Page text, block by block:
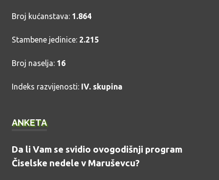
Broj kućanstava: 1.864
Stambene jedinice: 2.215
Broj naselja: 16
Indeks razvijenosti: IV. skupina
ANKETA
Da li Vam se svidio ovogodišnji program
Čiselske nedele v Maruševcu?